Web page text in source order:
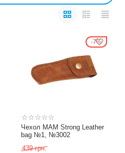
7%
Чехол MAM Strong Leather
bag №1, №3002
439 грн.